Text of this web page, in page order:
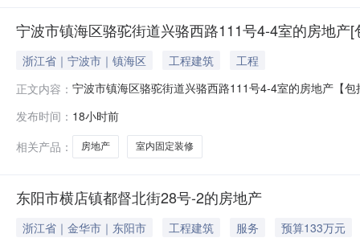
宁波市镇海区骆驼街道兴骆西路111号4-4室的房地产
浙江省｜宁波市｜镇海区 工程建筑
工程
正文内容： 宁波市镇海区骆驼街道兴骆西路111号4-4室的房地产【
执行裁定书；2.房屋所有权证复印件；3.土地使用权证
发布时间： 18小时前
相关产品：
房地产 室内固定装修
东阳市横店镇都督北街28号-2的房地产
浙江省｜金华市｜东阳市 工程建筑 服务
预算133万元